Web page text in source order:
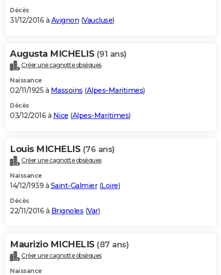
Décès
31/12/2016 à Avignon (Vaucluse)
Augusta MICHELIS (91 ans)
Créer une cagnotte obsèques
Naissance
02/11/1925 à Massoins (Alpes-Maritimes)
Décès
03/12/2016 à Nice (Alpes-Maritimes)
Louis MICHELIS (76 ans)
Créer une cagnotte obsèques
Naissance
14/12/1939 à Saint-Galmier(Loire)
Décès
22/11/2016 à Brignoles (Var)
Maurizio MICHELIS (87 ans)
Créer une cagnotte obsèques
Naissance